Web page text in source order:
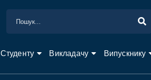
Студенту Викладачу Випускнику